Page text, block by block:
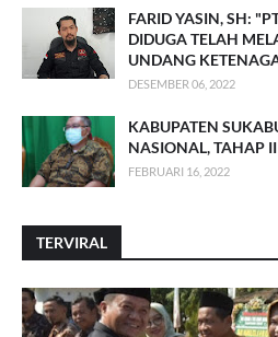
FARID YASIN, SH:
DIDUGA TELAH
UNDANG
DESEMBER 06, 2022
KABUPATEN
NASIONAL, TAHAP
FEBRUARI 16, 2022
TERVIRAL